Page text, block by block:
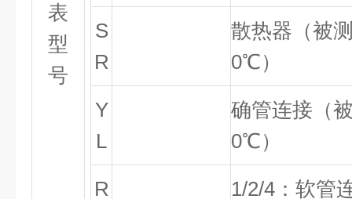
表
型
号
S
R
散热器（被
0℃）
Y
L
确管连接（
0℃）
R
1/2/4：软管